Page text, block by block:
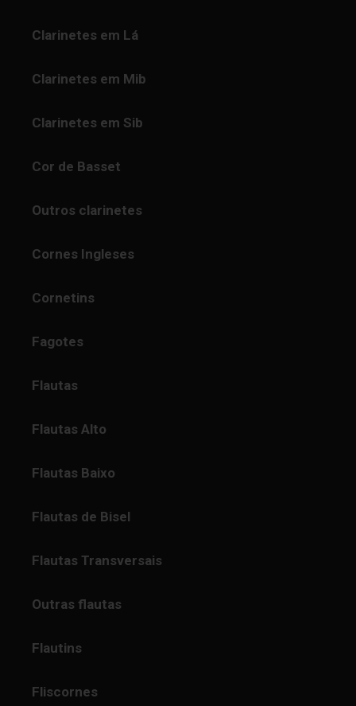
Clarinetes em Lá
Clarinetes em Mib
Clarinetes em Sib
Cor de Basset
Outros clarinetes
Cornes Ingleses
Cornetins
Fagotes
Flautas
Flautas Alto
Flautas Baixo
Flautas de Bisel
Flautas Transversais
Outras flautas
Flautins
Fliscornes